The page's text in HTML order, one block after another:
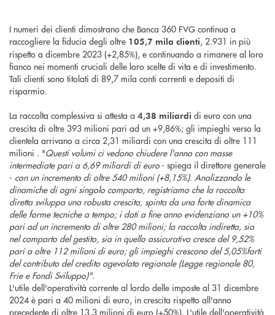
I numeri dei clienti dimostrano che Banca 360 FVG continua a
raccogliere la fiducia degli oltre 105,7 mila clienti, 2.931 in più
rispetto a dicembre 2023 (+2,85%), e continuando a rimanere al loro
fianco nei momenti cruciali delle loro scelte di vita e di investimento.
Tali clienti sono titolati di 89,7 mila conti correnti e depositi di
risparmio.
La raccolta complessiva si attesta a 4,38 miliardi di euro con una
crescita di oltre 393 milioni pari ad un +9,86%; gli impieghi verso la
clientela arrivano a circa 2,31 miliardi con una crescita di oltre 111
milioni . "Questi volumi ci vedono chiudere l'anno con masse
intermediate pari a 6,69 miliardi di euro- spiega il direttore generale
- con un incremento di oltre 540 milioni (+8,15%). Analizzando le
dinamiche di ogni singolo comparto, registriamo che la raccolta
diretta sviluppa una robusta crescita, spinta da una forte dinamica
delle forme tecniche a tempo; i dati a fine anno evidenziano un +10%
pari ad un incremento di oltre 280 milioni; la raccolta indiretta, sia
nel comparto del gestito, sia in quello assicurativo cresce del 9,52%
pari a oltre 112 milioni di euro; gli impieghi crescono del 5,05%forti
del contributo del credito agevolato regionale (Legge regionale 80,
Frie e Fondi Sviluppo)".
L'utile dell'operatività corrente al lordo delle imposte al 31 dicembre
2024 è pari a 40 milioni di euro, in crescita rispetto all'anno
precedente di oltre 13,3 milioni di euro (+50%). L'utile dell'operatività